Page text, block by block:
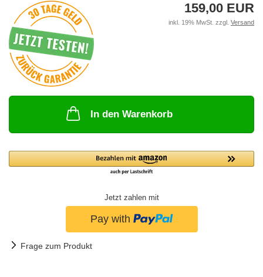
159,00 EUR
inkl. 19% MwSt. zzgl. Versand
In den Warenkorb
Jetzt zahlen mit
Frage zum Produkt